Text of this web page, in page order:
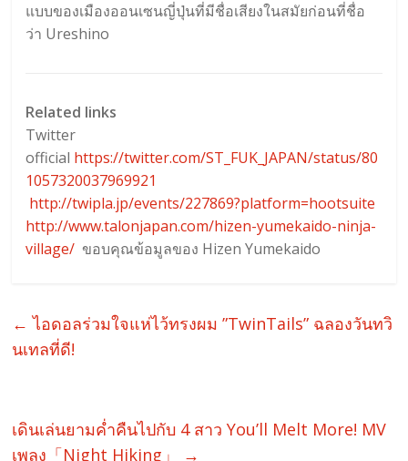
แบบของเมืองออนเซนญี่ปุ่นที่มีชื่อเสียงในสมัยก่อนที่ชื่อ
ว่า Ureshino
Related links
Twitter
official https://twitter.com/ST_FUK_JAPAN/status/80
1057320037969921
http://twipla.jp/events/227869?platform=hootsuite
http://www.talonjapan.com/hizen-yumekaido-ninja-
village/ ขอบคุณข้อมูลของ Hizen Yumekaido
← ไอดอลร่วมใจแห่ไว้ทรงผม ”TwinTails” ฉลองวันทวิ
นเทลที่ดี!
เดินเล่นยามค่ำคืนไปกับ 4 สาว You’ll Melt More! MV
เพลง「Night Hiking」
→